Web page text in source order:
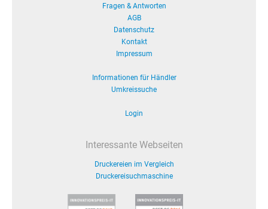
Fragen & Antworten
AGB
Datenschutz
Kontakt
Impressum
Informationen für Händler
Umkreissuche
Login
Interessante Webseiten
Druckereien im Vergleich
Druckereisuchmaschine